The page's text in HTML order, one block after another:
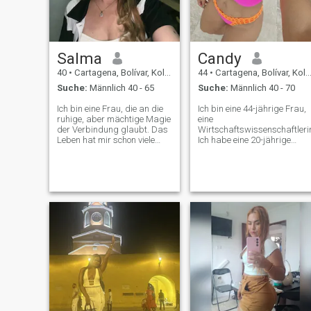
Salma
40 • Cartagena, Bolívar, Kolumbien
Suche: Männlich 40 - 65
Ich bin eine Frau, die an die
ruhige, aber mächtige Magie
der Verbindung glaubt. Das
Leben hat mir schon viele
friedlich und in meinem
Herzen ist Platz für etwas
Neues und Schönes. Ich
schätze aufrichtigkeit,
zärtlichkeit, emotionale
ausgeglichenheit und die art
von nähe, die sich natürlich
anfühlt und nicht überstürzt.
Ich bin romantisch in einer
ruhigen, nachdenklichen Art
und Weise: Ich glaube an
Händchenhalten, an
Candy
44 • Cartagena, Bolívar, Kolumbien
Suche: Männlich 40 - 70
Ich bin eine 44-jährige Frau,
eine
Ich habe eine 20-jährige
Aktivität; ich trainiere
mindestens 5 Tage die
Woche. In meiner Freizeit
gehe ich gerne mit meinen
Freunden aus, genieße einen
Sonnenuntergang, ein Glas
Wein, einen Kaffee, gehe zum
Strand, Ich halte mich für
eine moderne Frau. Ich mag
gut aussehen und mich gut
fühlen. Ich bin an einem
Punkt in meinem Leben, wo